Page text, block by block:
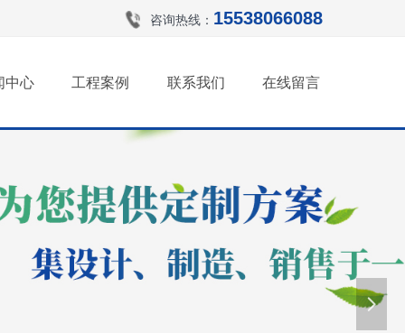
넲
中心 工程案例 联系我们 在线留言
咨询热线： 15538066088